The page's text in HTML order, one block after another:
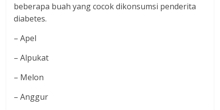
beberapa buah yang cocok dikonsumsi penderita
diabetes.
– Apel
– Alpukat
– Melon
– Anggur